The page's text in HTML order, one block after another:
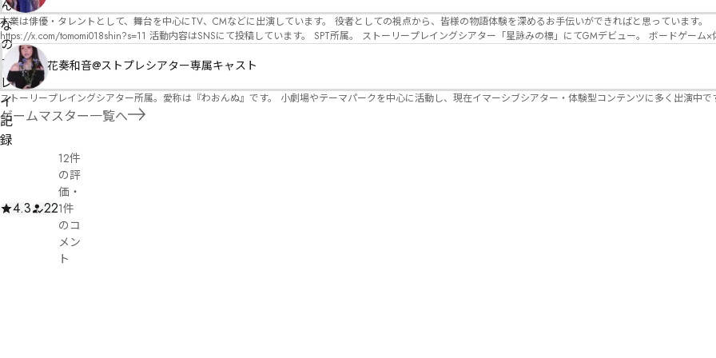
正
申
請
ん
な
の
プ
レ
イ
記
録
4.3 22
12件
の評
価 ・
1件
のコ
メン
ト
GM) ★ ストーリープレイングシアター (GM) ★ フィネガンズ ウェイク (GM)
本業は俳優・タレントとして、舞台を中心にTV、CMなどに出演しています。 役者としての視点から、皆様の物語体験を深めるお手伝いができればと思っています。
https://x.com/tomomi018shin?s=11 活動内容はSNSにて投稿しています。 SPT所属。 ストーリープレイングシアター「星詠みの標」にてGMデビュー。 ボードゲーム×体感型演劇 イマ
ーシブカフェ「コアクト」(不定期開催)出演中。
花奏和音@ストプレシアター専属キャスト
ストーリープレイングシアター所属。愛称は『わおんぬ』です。 小劇場やテーマパークを中心に活動し、現在イマーシブシアター・体験型コンテンツに多く出演中で
ゲームマスター一覧へ